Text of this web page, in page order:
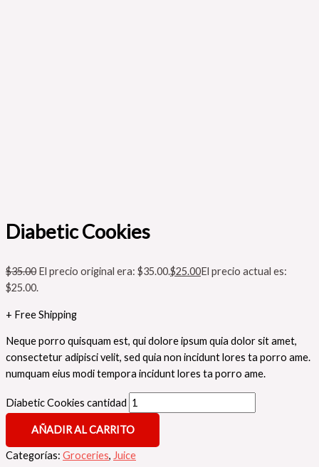
Diabetic Cookies
$35.00 El precio original era: $35.00.$25.00El precio actual es:
$25.00.
+ Free Shipping
Neque porro quisquam est, qui dolore ipsum quia dolor sit amet,
consectetur adipisci velit, sed quia non incidunt lores ta porro ame.
numquam eius modi tempora incidunt lores ta porro ame.
Diabetic Cookies cantidad
AÑADIR AL CARRITO
Categorías: Groceries, Juice